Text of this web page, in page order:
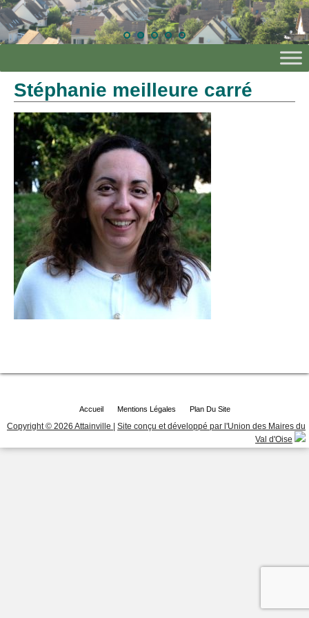
Stéphanie meilleure carré
Accueil Mentions Légales Plan Du Site
Copyright © 2026 Attainville | Site conçu et développé par l'Union des Maires du
Val d'Oise